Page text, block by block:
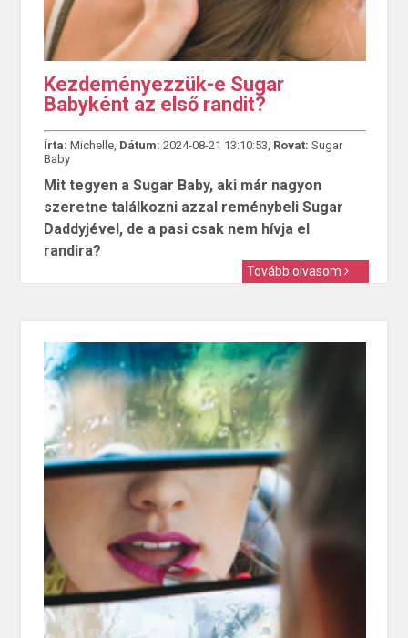
Kezdeményezzük-e Sugar
Babyként az első randit?
Írta: Michelle, Dátum: 2024-08-21 13:10:53, Rovat: Sugar
Baby
Mit tegyen a Sugar Baby, aki már nagyon
szeretne találkozni azzal reménybeli Sugar
Daddyjével, de a pasi csak nem hívja el
randira?
Tovább olvasom